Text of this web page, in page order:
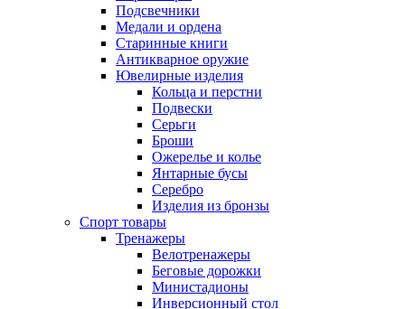
Подсвечники
Медали и ордена
Старинные книги
Антикварное оружие
Ювелирные изделия
Кольца и перстни
Подвески
Серьги
Броши
Ожерелье и колье
Янтарные бусы
Серебро
Изделия из бронзы
Спорт товары
Тренажеры
Велотренажеры
Беговые дорожки
Министадионы
Инверсионный стол